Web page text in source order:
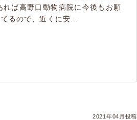
ば高野口動物病院に今後もお願
るので、近くに安...
2021年04月投稿